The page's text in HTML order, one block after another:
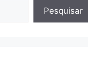
Pesquisar